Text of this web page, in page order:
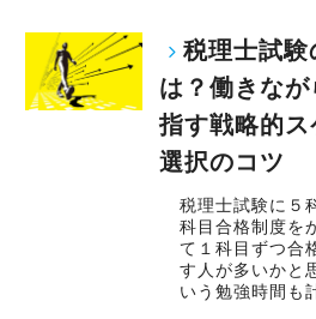
税理士試験
は？働きなが
指す戦略的ス
選択のコツ
税理士試験に５
科目合格制度を
て１科目ずつ合
す人が多いかと
いう勉強時間も